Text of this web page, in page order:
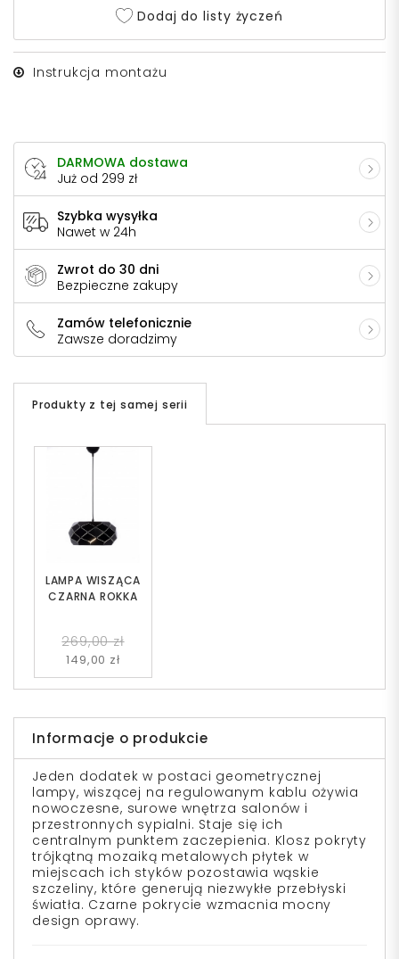
Dodaj do listy życzeń
Instrukcja montażu
DARMOWA dostawa
Już od 299 zł
Szybka wysyłka
Nawet w 24h
Zwrot do 30 dni
Bezpieczne zakupy
Zamów telefonicznie
Zawsze doradzimy
Produkty z tej samej serii
LAMPA WISZĄCA
CZARNA ROKKA
269,00 zł
149,00 zł
Informacje o produkcie
Jeden dodatek w postaci geometrycznej
lampy, wiszącej na regulowanym kablu ożywia
nowoczesne, surowe wnętrza salonów i
przestronnych sypialni. Staje się ich
centralnym punktem zaczepienia. Klosz pokryty
trójkątną mozaiką metalowych płytek w
miejscach ich styków pozostawia wąskie
szczeliny, które generują niezwykłe przebłyski
światła. Czarne pokrycie wzmacnia mocny
design oprawy.